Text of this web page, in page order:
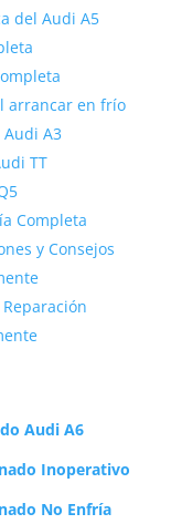
del Audi A5
arrancar en frío
A3
TT
Completa
y Consejos
Audi A6
Inoperativo
No Enfría